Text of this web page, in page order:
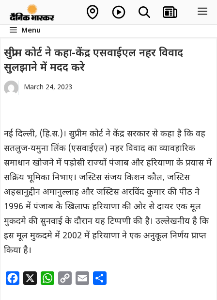
contentMenu
सुप्रीम कोर्ट ने कहा-केंद्र एसवाईएल नहर विवाद
सुलझाने में मदद करे
March 24, 2023
नई दिल्ली, (हि.स.)। सुप्रीम कोर्ट ने केंद्र सरकार से कहा है कि वह
सतलुज-यमुना लिंक (एसवाईएल) नहर विवाद का व्यावहारिक
समाधान खोजने में पड़ोसी राज्यों पंजाब और हरियाणा के प्रयास में
सक्रिय भूमिका निभाए। जस्टिस संजय किशन कौल, जस्टिस
अहसानुद्दीन अमानुल्लाह और जस्टिस अरविंद कुमार की पीठ ने
1996 में पंजाब के खिलाफ हरियाणा की ओर से दायर एक मूल
मुकदमे की सुनवाई के दौरान यह टिप्पणी की है। उल्लेखनीय है कि
इस मूल मुकदमे में 2002 में हरियाणा ने एक अनुकूल निर्णय प्राप्त
किया है।
W